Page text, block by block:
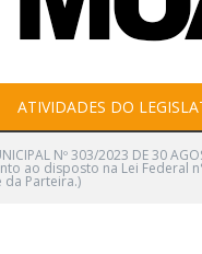
ATIVIDADES DO
Nº 303/2023 DE 30
ao disposto na Lei Federal
da Parteira.)